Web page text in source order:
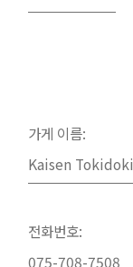
가게 이름:
Kaisen
전화번호:
075-708-7508